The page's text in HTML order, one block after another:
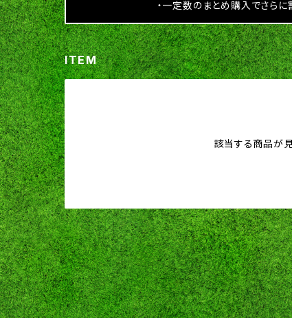
・一定数のまとめ購入でさらに
ITEM
該当する商品が見